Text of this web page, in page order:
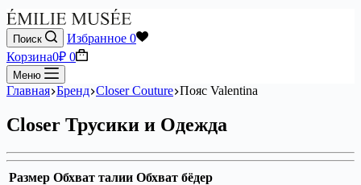
Поиск Избранное 0
Корзина0₽ 0
Меню
Главная Бренд Closer Couture Пояс Valentina
Closer Трусики и Одежда
Размер Обхват талии Обхват бёдер